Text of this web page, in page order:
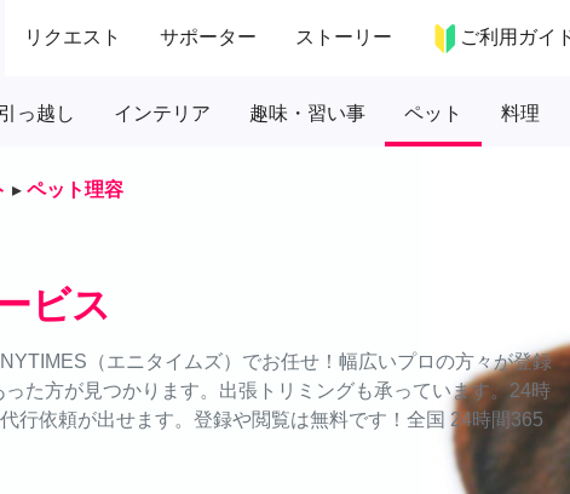
リクエスト サポーター ストーリー ご利用ガイ
引っ越し インテリア 趣味・習い事 ペット 料理
▸ ペット理容
ビス
（エニタイムズ）でお任せ！幅広いプロの方々が登録
た方が見つかります。出張トリミングも承っています。24時
行依頼が出せます。登録や閲覧は無料です！全国 24時間365